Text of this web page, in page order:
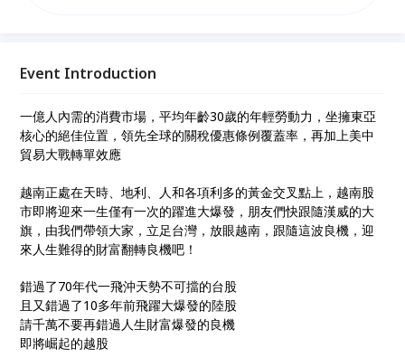
了10多年前飛躍大爆發的陸股 請千萬不要再錯過人生
Event Introduction
一億人內需的消費市場，平均年齡30歲的年輕勞動力，坐擁東亞
核心的絕佳位置，領先全球的關稅優惠條例覆蓋率，再加上美中
貿易大戰轉單效應
越南正處在天時、地利、人和各項利多的黃金交叉點上，越南股
市即將迎來一生僅有一次的躍進大爆發，朋友們快跟隨漢威的大
旗，由我們帶領大家，立足台灣，放眼越南，跟隨這波良機，迎
來人生難得的財富翻轉良機吧！
錯過了70年代一飛沖天勢不可擋的台股
且又錯過了10多年前飛躍大爆發的陸股
請千萬不要再錯過人生財富爆發的良機
即將崛起的越股